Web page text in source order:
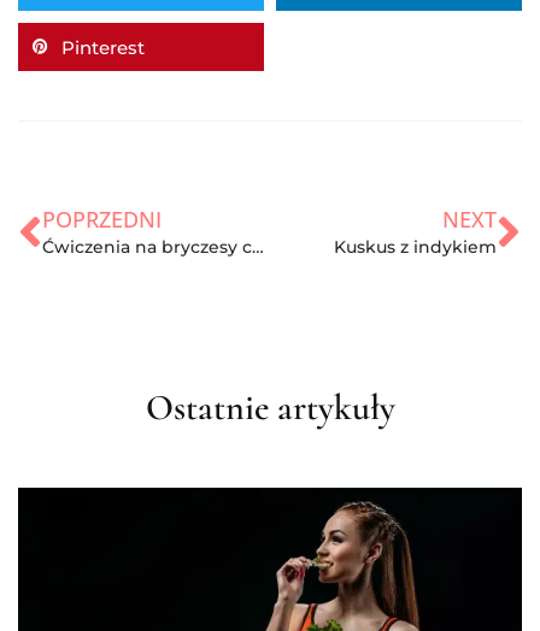
Pinterest
POPRZEDNI
Ćwiczenia na bryczesy czyli piękne uda
NEXT
Kuskus z indykiem
Ostatnie artykuły